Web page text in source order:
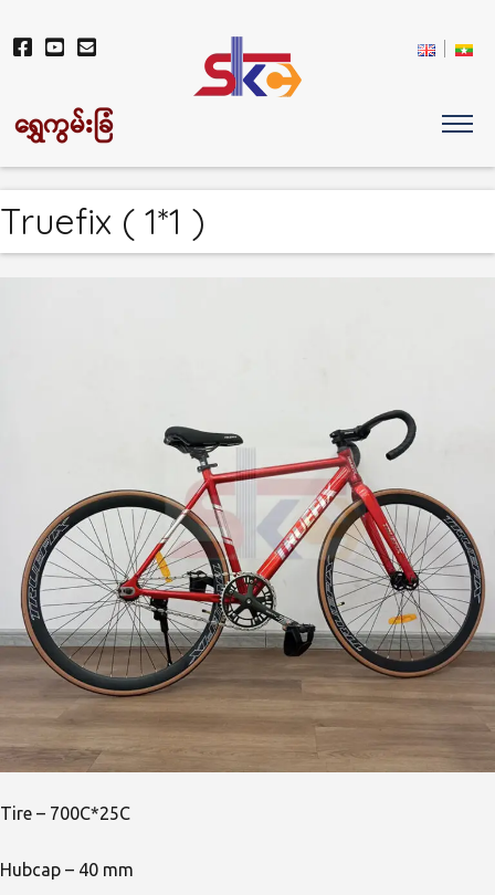
ရွှေကွမ်းခြံ
Truefix ( 1*1 )
Tire – 700C*25C
Hubcap – 40 mm